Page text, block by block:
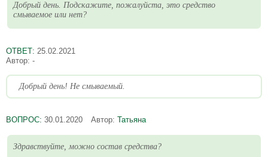
Добрый день. Подскажите, пожалуйста, это средство
смываемое или нет?
ОТВЕТ: 25.02.2021
Автор: -
Добрый день! Не смываемый.
ВОПРОС: 30.01.2020 Автор: Татьяна
Здравствуйте, можно состав средства?